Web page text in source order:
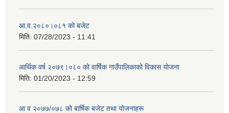
आ.व.२०८०।०८१ को बजेट
मिति: 07/28/2023 - 11:41
आर्थिक वर्ष २०७९।०८० को वार्षिक गाउँपालिकाको विकास योजना
मिति: 01/20/2023 - 12:59
आ व २०७७/०७८ काे बार्षिक बजेट तथा याेजनाहरू